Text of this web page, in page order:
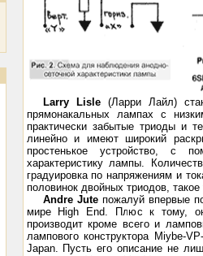
Voltage (max) 800 V Plate Current (max) 230 mA
Larry Lisle(Ларри Лайл)
прямонакальных лампах с
практически забытые триоды и
линейно и имеют широкий
простенькое устройство, с
характеристику лампы.
градуировка по напряжениям и
половинок двойных триодов,
Andre Juteпожалуй впервые
мире High End. Плюс к тому, он
производит кроме всего и
лампового конструктора Miybe-
Japan. Пусть его описание не